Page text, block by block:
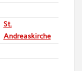
St.
Andreaskirche